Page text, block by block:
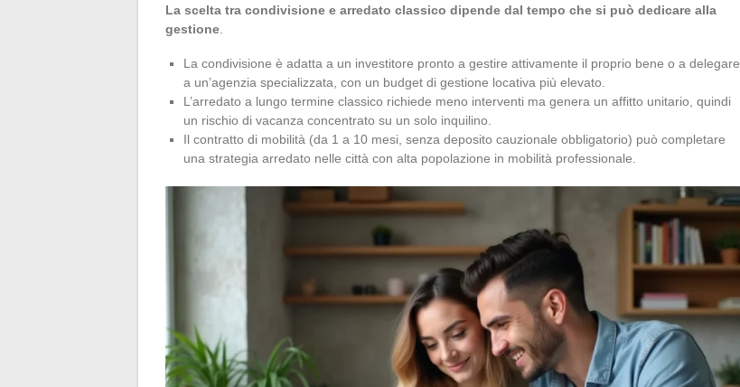
La scelta tra condivisione e arredato classico dipende dal tempo che si può dedicare alla
gestione.
La condivisione è adatta a un investitore pronto a gestire attivamente il proprio bene o a delegare
a un’agenzia specializzata, con un budget di gestione locativa più elevato.
L’arredato a lungo termine classico richiede meno interventi ma genera un affitto unitario, quindi
un rischio di vacanza concentrato su un solo inquilino.
Il contratto di mobilità (da 1 a 10 mesi, senza deposito cauzionale obbligatorio) può completare
una strategia arredato nelle città con alta popolazione in mobilità professionale.